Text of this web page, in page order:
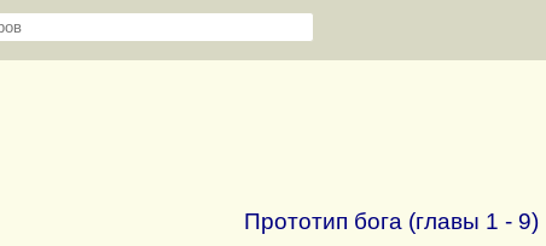
Прототип бога (главы 1 - 9)